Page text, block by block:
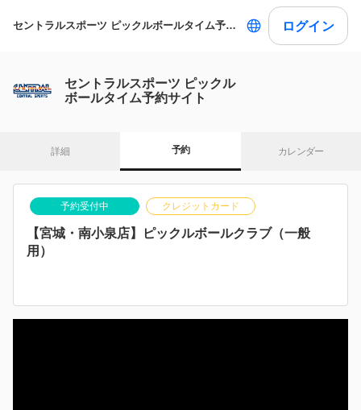
セントラルスポーツ ピックルボールタイム予約サイト ログイン
セントラルスポーツ ピックル
ボールタイム予約サイト
詳細 予約 カレンダー
予約受付中 クレジットカード
【宮城・南小泉店】ピックルボールクラブ（一般
用）